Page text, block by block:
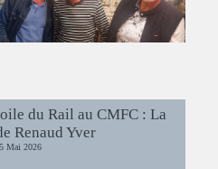
du Rail au CMFC : La
Renaud Yver
Mai 2026